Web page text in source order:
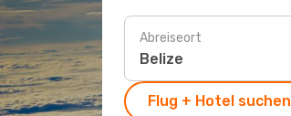
Abreiseort
Flug + Hotel suchen